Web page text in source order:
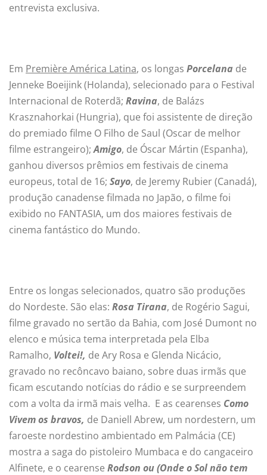
entrevista exclusiva.
Em Première América Latina, os longas Porcelana de
Jenneke Boeijink (Holanda), selecionado para o Festival
Internacional de Roterdã; Ravina, de Balázs
Krasznahorkai (Hungria), que foi assistente de direção
do premiado filme O Filho de Saul (Oscar de melhor
filme estrangeiro);Amigo, de Óscar Mártin (Espanha),
ganhou diversos prêmios em festivais de cinema
europeus, total de 16; Sayo, de Jeremy Rubier (Canadá),
produção canadense filmada no Japão, o filme foi
exibido no FANTASIA, um dos maiores festivais de
cinema fantástico do Mundo.
Entre os longas selecionados, quatro são produções
do Nordeste. São elas: Rosa Tirana, de Rogério Sagui,
filme gravado no sertão da Bahia, com José Dumont no
elenco e música tema interpretada pela Elba
Ramalho, Voltei!, de Ary Rosa e Glenda Nicácio,
gravado no recôncavo baiano, sobre duas irmãs que
ficam escutando notícias do rádio e se surpreendem
com a volta da irmã mais velha. E as cearenses Como
Vivem os bravos, de Daniell Abrew, um nordestern, um
faroeste nordestino ambientado em Palmácia (CE)
mostra a saga do pistoleiro Mumbaca e do cangaceiro
Alfinete, e o cearense Rodson ou (Onde o Sol não tem